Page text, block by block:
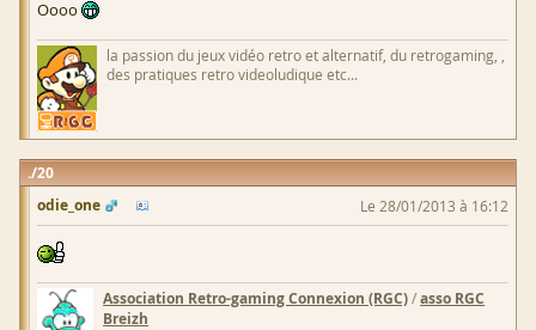
Oooo
la passion du jeux vidéo retro et alternatif, du retrogaming, ,
des pratiques retro videoludique etc...
20
odie_one
Le 28/01/2013 à 16:12
Association Retro-gaming Connexion (RGC)/asso RGC
Breizh